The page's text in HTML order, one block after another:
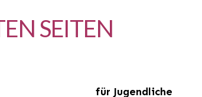
SEITEN
für Jugendliche